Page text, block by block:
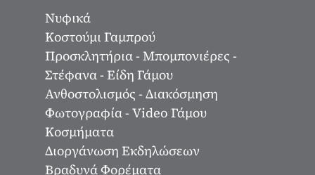
Νυφικά
Κοστούμι Γαμπρού
Προσκλητήρια - Μπομπονιέρες -
Στέφανα - Είδη Γάμου
Ανθοστολισμός - Διακόσμηση
Φωτογραφία - Video Γάμου
Κοσμήματα
Διοργάνωση Εκδηλώσεων
Βραδυνά Φορέματα